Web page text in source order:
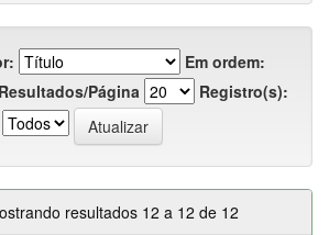
Em ordem:
Resultados/Página
Registro(s):
resultados 12 a 12 de 12